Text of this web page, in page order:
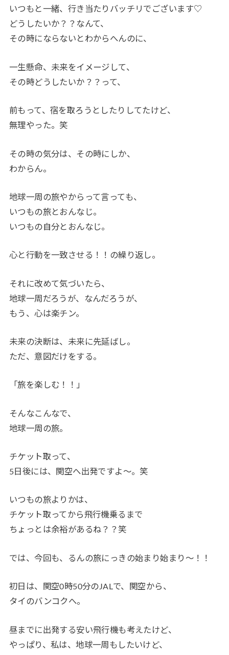
いつもと一緒、行き当たりバッチリでございます♡
どうしたいか？？なんて、
その時にならないとわからへんのに、
一生懸命、未来をイメージして、
その時どうしたいか？？って、
前もって、宿を取ろうとしたりしてたけど、
無理やった。笑
その時の気分は、その時にしか、
わからん。
地球一周の旅やからって言っても、
いつもの旅とおんなじ。
いつもの自分とおんなじ。
心と行動を一致させる！！の繰り返し。
それに改めて気づいたら、
地球一周だろうが、なんだろうが、
もう、心は楽チン。
未来の決断は、未来に先延ばし。
ただ、意図だけをする。
「旅を楽しむ！！」
そんなこんなで、
地球一周の旅。
チケット取って、
5日後には、関空へ出発ですよ〜。笑
いつもの旅よりかは、
チケット取ってから飛行機乗るまで
ちょっとは余裕があるね？？笑
では、今回も、るんの旅にっきの始まり始まり〜！！
初日は、関空0時50分のJALで、関空から、
タイのバンコクへ。
昼までに出発する安い飛行機も考えたけど、
やっぱり、私は、地球一周もしたいけど、